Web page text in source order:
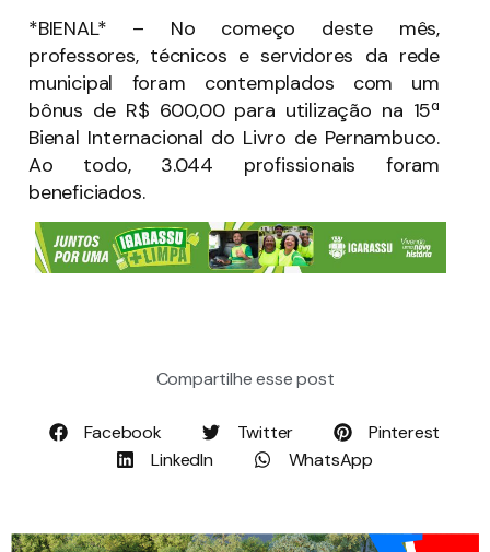
*BIENAL* – No começo deste mês,
professores, técnicos e servidores da rede
municipal foram contemplados com um
bônus de R$ 600,00 para utilização na 15ª
Bienal Internacional do Livro de Pernambuco.
Ao todo, 3.044 profissionais foram
beneficiados.
Compartilhe esse post
Facebook Twitter
Pinterest
LinkedIn
WhatsApp